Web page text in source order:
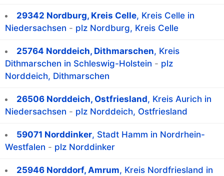
29342 Nordburg, Kreis Celle, Kreis Celle in
Niedersachsen - plz Nordburg, Kreis Celle
25764 Norddeich, Dithmarschen, Kreis
Dithmarschen in Schleswig-Holstein - plz
Norddeich, Dithmarschen
26506 Norddeich, Ostfriesland, Kreis Aurich in
Niedersachsen - plz Norddeich, Ostfriesland
59071 Norddinker, Stadt Hamm in Nordrhein-
Westfalen - plz Norddinker
25946 Norddorf, Amrum, Kreis Nordfriesland in